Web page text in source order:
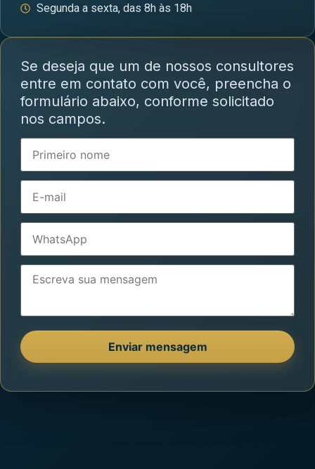
Segunda a sexta, das 8h às 18h
Se deseja que um de nossos consultores
entre em contato com você, preencha o
formulário abaixo, conforme solicitado
nos campos.